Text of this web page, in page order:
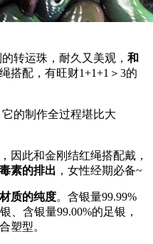
转运珠，耐久又美观， 和
搭配，有旺财1+1+1＞3的
的制作全过程堪比大
，因此和金刚结红绳搭配戴，
素的排出 ，女性经期必备~
材质的纯度。含银量99.99%
、含银量99.00%的足银，
塑型。